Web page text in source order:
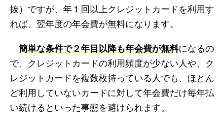
抜）ですが、年１回以上クレジットカードを利用す
れば、翌年度の年会費が無料になります。
簡単な条件で２年目以降も年会費が無料になるの
で、クレジットカードの利用頻度が少ない人や、ク
レジットカードを複数枚持っている人でも、ほとん
ど利用していないカードに対して年会費だけ毎年払
い続けるといった事態を避けられます。